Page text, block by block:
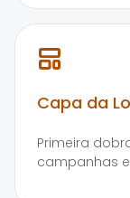
Capa da
Primeira
campanhas